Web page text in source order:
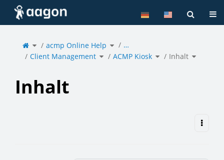
Home
Toggle
the
parent
tree
of
Inhalt.
acmp Online Help Toggle
the
hierarchy
tree
under
acmp
Online
Help.
…
Client Management Toggle
the
hierarchy
tree
ACMP Kiosk Toggle
the
hierarchy
tree
Inhalt Toggle
the
hierarchy
tree
Inhalt